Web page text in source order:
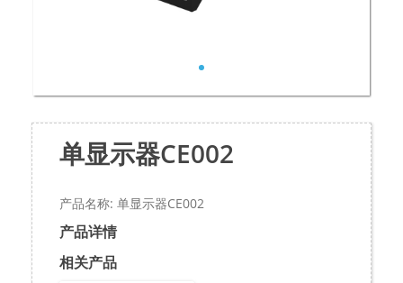
单显示器CE002
产品名称: 单显示器CE002
产品详情
相关产品